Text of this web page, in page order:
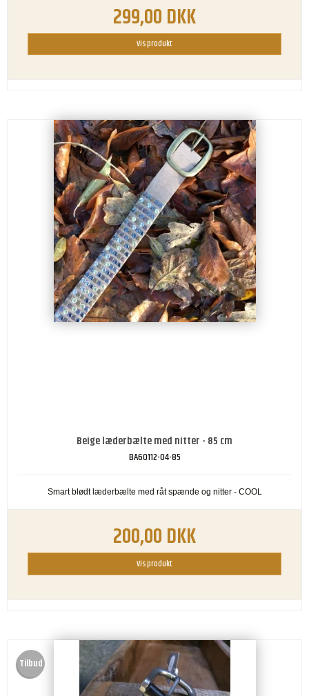
299,00 DKK
Vis produkt
Beige læderbælte med nitter - 85 cm
BA60112-04-85
Smart blødt læderbælte med råt spænde og nitter - COOL
200,00 DKK
Vis produkt
Tilbud